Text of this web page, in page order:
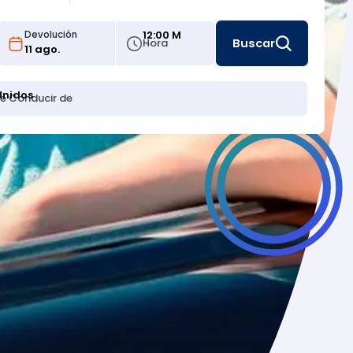
Devolución
Hora
12:00 M
Buscar
Conducir de